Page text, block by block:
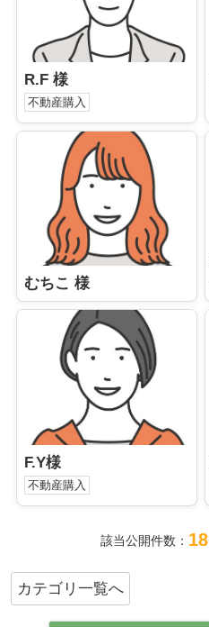
R.F 様
不動産購入
むちこ 様
F.Y様
不動産購入
該当公開件数： 18
カテゴリ一覧へ